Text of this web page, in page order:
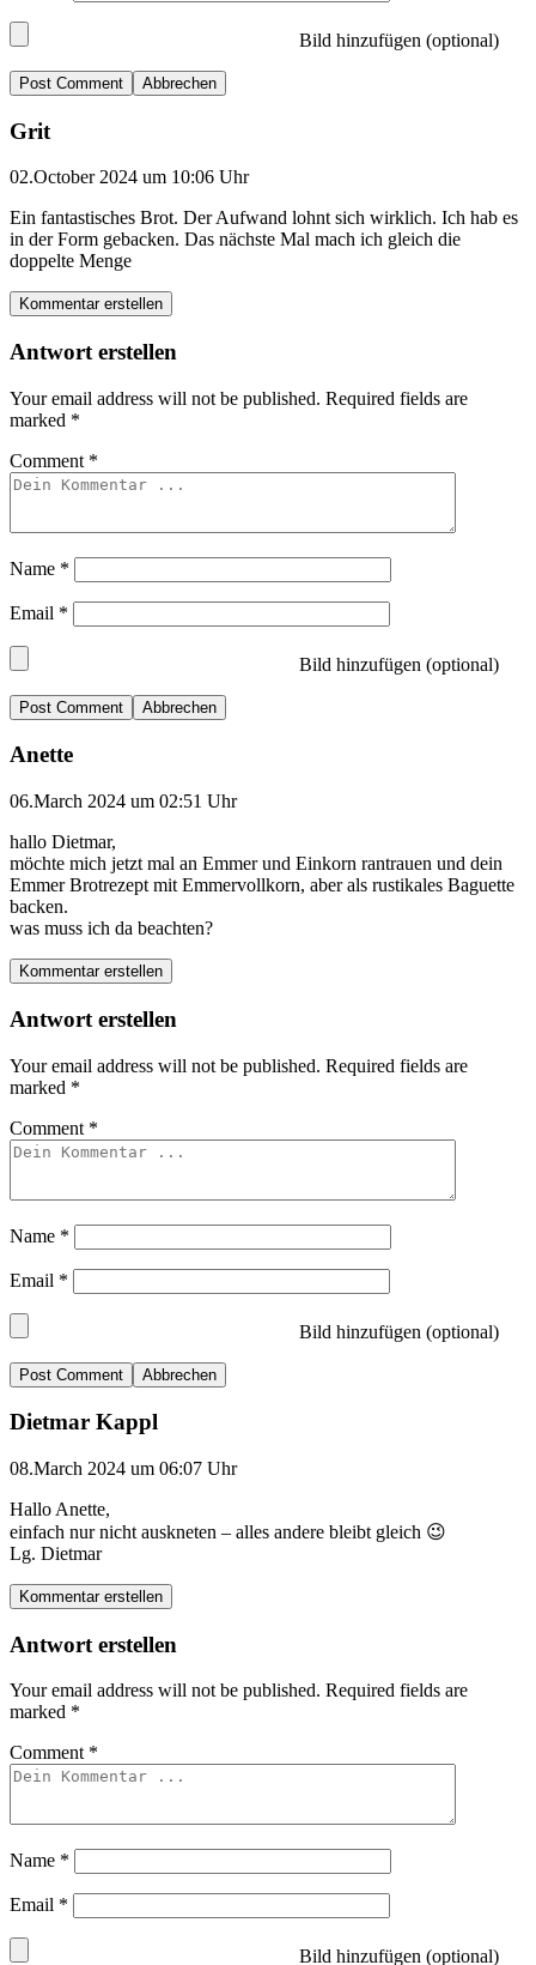
Bild hinzufügen (optional)
Abbrechen
Grit
02.October 2024 um 10:06 Uhr
Ein fantastisches Brot. Der Aufwand lohnt sich wirklich. Ich hab es
in der Form gebacken. Das nächste Mal mach ich gleich die
doppelte Menge
Kommentar erstellen
Antwort erstellen
Your email address will not be published. Required fields are
marked *
Comment *
Name *
Email *
Bild hinzufügen (optional)
Abbrechen
Anette
06.March 2024 um 02:51 Uhr
hallo Dietmar,
möchte mich jetzt mal an Emmer und Einkorn rantrauen und dein
Emmer Brotrezept mit Emmervollkorn, aber als rustikales Baguette
backen.
was muss ich da beachten?
Kommentar erstellen
Antwort erstellen
Your email address will not be published. Required fields are
marked *
Comment *
Name *
Email *
Bild hinzufügen (optional)
Abbrechen
Dietmar Kappl
08.March 2024 um 06:07 Uhr
Hallo Anette,
einfach nur nicht auskneten – alles andere bleibt gleich 😉
Lg. Dietmar
Kommentar erstellen
Antwort erstellen
Your email address will not be published. Required fields are
marked *
Comment *
Name *
Email *
Bild hinzufügen (optional)